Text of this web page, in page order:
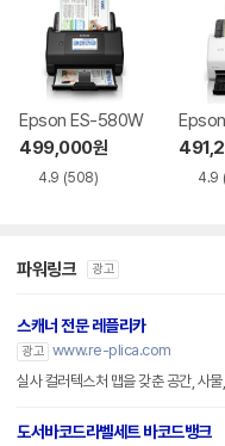
Epson ES-580W
499,000원
4.9 (508) 4.9
파워링크 광고
스캐너 전문 레플리카
광고 www.re-plica.com
실사 컬러텍스처 맵을 갖춘 공간, 사
도서바코드라벨세트 바코드뱅크